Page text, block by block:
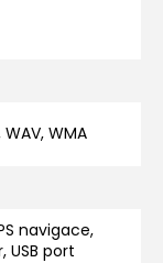
WAV, WMA
navigace,
USB port